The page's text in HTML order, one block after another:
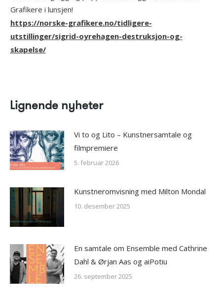
Grafikere i lunsjen!
https://norske-grafikere.no/tidligere-
utstillinger/sigrid-oyrehagen-destruksjon-og-
skapelse/
Lignende nyheter
Vi to og Lito – Kunstnersamtale og
filmpremiere
5. februar 2026
Kunstneromvisning med Milton Mondal
10. desember 2025
En samtale om Ensemble med Cathrine
Dahl & Ørjan Aas og aiPotiu
26. september 2025